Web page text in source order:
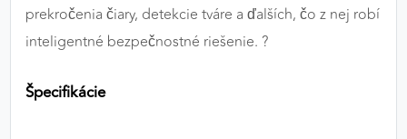
prekročenia čiary, detekcie tváre a ďalších, čo z nej robí
inteligentné bezpečnostné riešenie. ?
Špecifikácie